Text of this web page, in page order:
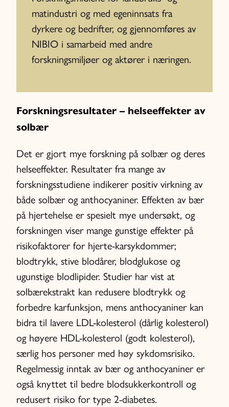
matindustri og med egeninnsats fra
dyrkere og bedrifter, og gjennomføres av
NIBIO i samarbeid med andre
forskningsmiljøer og aktører i næringen.
Forskningsresultater – helseeffekter av
solbær
Det er gjort mye forskning på solbær og deres
helseeffekter. Resultater fra mange av
forskningsstudiene indikerer positiv virkning av
både solbær og anthocyaniner. Effekten av bær
på hjertehelse er spesielt mye undersøkt, og
forskningen viser mange gunstige effekter på
risikofaktorer for hjerte-karsykdommer;
blodtrykk, stive blodårer, blodglukose og
ugunstige blodlipider. Studier har vist at
solbærekstrakt kan redusere blodtrykk og
forbedre karfunksjon, mens anthocyaniner kan
bidra til lavere LDL-kolesterol (dårlig kolesterol)
og høyere HDL-kolesterol (godt kolesterol),
særlig hos personer med høy sykdomsrisiko.
Regelmessig inntak av bær og anthocyaniner er
også knyttet til bedre blodsukkerkontroll og
redusert risiko for type 2-diabetes.